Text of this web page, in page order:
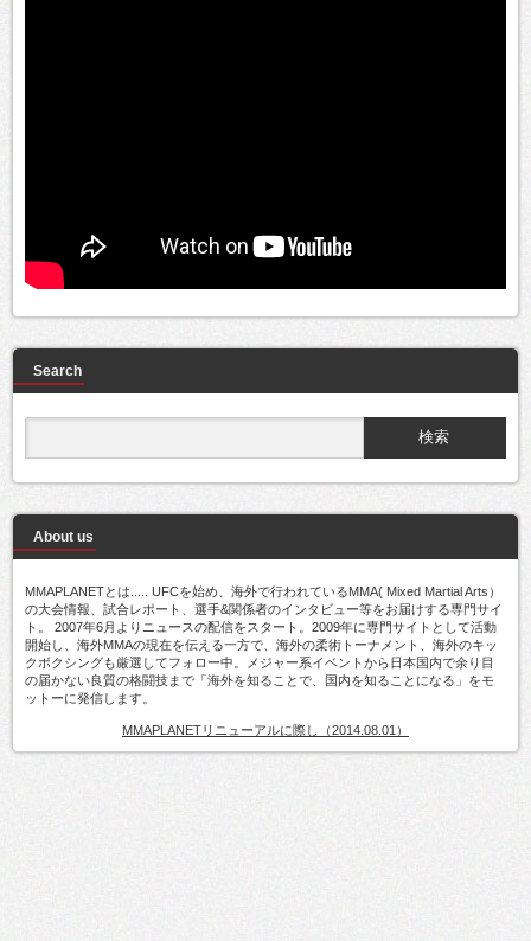
Search
About us
MMAPLANETとは..... UFCを始め、海外で行われているMMA( Mixed Martial Arts）
の大会情報、試合レポート、選手&関係者のインタビュー等をお届けする専門サイ
ト。 2007年6月よりニュースの配信をスタート。2009年に専門サイトとして活動
開始し、海外MMAの現在を伝える一方で、海外の柔術トーナメント、海外のキッ
クボクシングも厳選してフォロー中。メジャー系イベントから日本国内で余り目
の届かない良質の格闘技まで「海外を知ることで、国内を知ることになる」をモ
ットーに発信します。
MMAPLANETリニューアルに際し（2014.08.01）